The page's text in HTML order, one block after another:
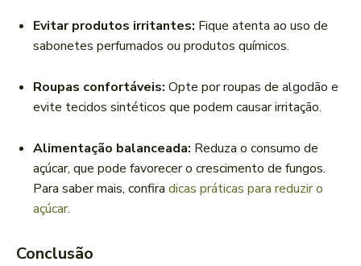
Evitar produtos irritantes: Fique atenta ao uso de
sabonetes perfumados ou produtos químicos.
Roupas confortáveis: Opte por roupas de algodão e
evite tecidos sintéticos que podem causar irritação.
Alimentação balanceada: Reduza o consumo de
açúcar, que pode favorecer o crescimento de fungos.
Para saber mais, confira dicas práticas para reduzir o
açúcar.
Conclusão